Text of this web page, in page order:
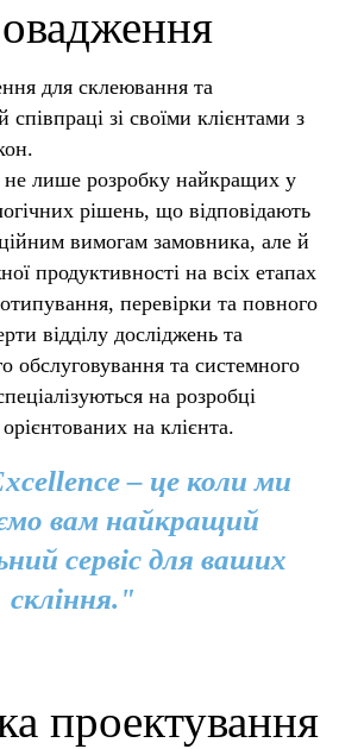
для склеювання та
співпраці зі своїми клієнтами з
не лише розробку найкращих у
рішень, що відповідають
вимогам замовника, але й
продуктивності на всіх етапах
перевірки та повного
відділу досліджень та
обслуговування та системного
на розробці
на клієнта.
– це коли ми
вам найкращий
сервіс для ваших
скління."
проектування